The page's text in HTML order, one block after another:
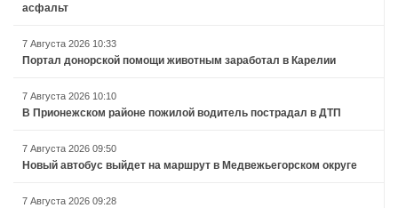
асфальт
7 Августа 2026 10:33
Портал донорской помощи животным заработал в Карелии
7 Августа 2026 10:10
В Прионежском районе пожилой водитель пострадал в ДТП
7 Августа 2026 09:50
Новый автобус выйдет на маршрут в Медвежьегорском округе
7 Августа 2026 09:28